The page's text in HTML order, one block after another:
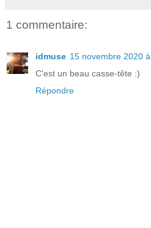
1 commentaire:
idmuse 15 novembre 2020
C'est un beau casse-tête :)
Répondre